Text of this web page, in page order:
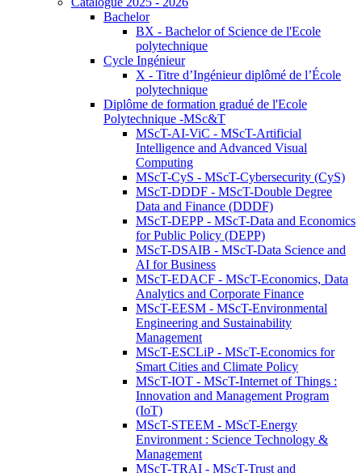
Bachelor
BX - Bachelor of Science de l'Ecole
polytechnique
Cycle Ingénieur
X - Titre d’Ingénieur diplômé de l’École
polytechnique
Diplôme de formation gradué de l'Ecole
Polytechnique -MSc&T
MScT-AI-ViC - MScT-Artificial
Intelligence and Advanced Visual
Computing
MScT-CyS - MScT-Cybersecurity (CyS)
MScT-DDDF - MScT-Double Degree
Data and Finance (DDDF)
MScT-DEPP - MScT-Data and Economics
for Public Policy (DEPP)
MScT-DSAIB - MScT-Data Science and
AI for Business
MScT-EDACF - MScT-Economics, Data
Analytics and Corporate Finance
MScT-EESM - MScT-Environmental
Engineering and Sustainability
Management
MScT-ESCLiP - MScT-Economics for
Smart Cities and Climate Policy
MScT-IOT - MScT-Internet of Things :
Innovation and Management Program
(IoT)
MScT-STEEM - MScT-Energy
Environment : Science Technology &
Management
MScT-TRAI - MScT-Trust and